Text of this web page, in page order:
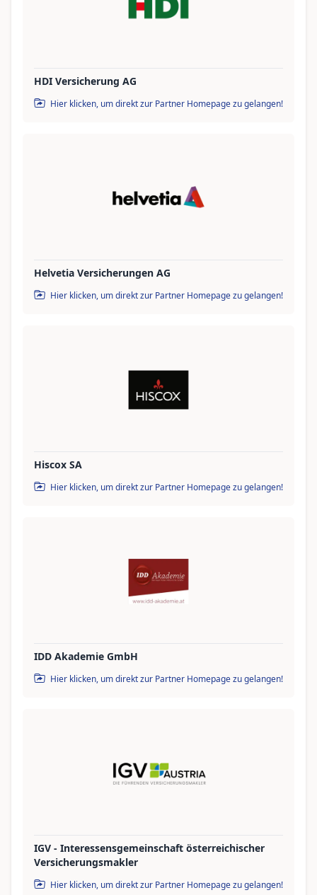
HDI Versicherung AG
Hier klicken, um direkt zur Partner Homepage zu gelangen!
Helvetia Versicherungen AG
Hier klicken, um direkt zur Partner Homepage zu gelangen!
Hiscox SA
Hier klicken, um direkt zur Partner Homepage zu gelangen!
IDD Akademie GmbH
Hier klicken, um direkt zur Partner Homepage zu gelangen!
IGV - Interessensgemeinschaft österreichischer
Versicherungsmakler
Hier klicken, um direkt zur Partner Homepage zu gelangen!